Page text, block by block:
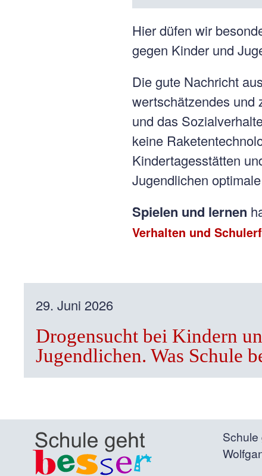
Hier düfen wir
gegen Kinder und
Die gute Nachricht
wertschätzendes und
und das
keine
Kindertagesstätten
Jugendlichen
Spielen und lernen
Verhalten und
29. Juni 2026
Drogensucht bei Kindern
Jugendlichen. Was Schule
Schule